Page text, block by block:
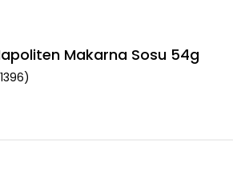
Makarna Sosu 54g